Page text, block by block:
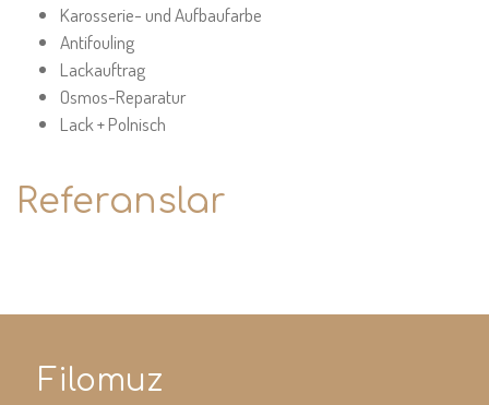
Karosserie- und Aufbaufarbe
Antifouling
Lackauftrag
Osmos-Reparatur
Lack + Polnisch
Referanslar
Filomuz